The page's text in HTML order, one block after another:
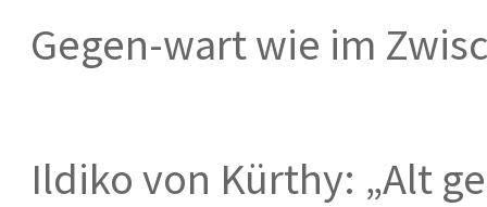
Gegen-wart wie im
Ildiko von Kürthy: „Alt